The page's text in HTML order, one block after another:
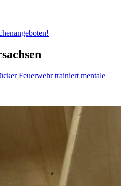
Feuerwehr trainiert mentale